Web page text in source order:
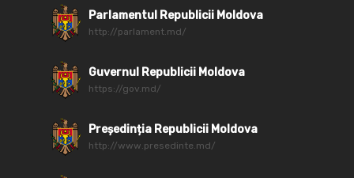
Parlamentul Republicii Moldova
http://parlament.md/
Guvernul Republicii Moldova
https://gov.md/
Președinția Republicii Moldova
http://www.presedinte.md/